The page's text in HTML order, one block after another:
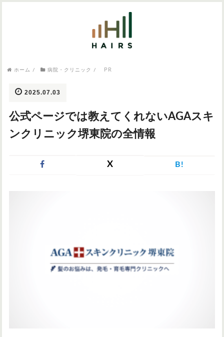
病院・クリニック
AGA
お問い合わせ
ホーム / 病院・クリニック / PR
2025.07.03
公式ページでは教えてくれないAGAスキ
ンクリニック堺東院の全情報
X B!
気になるワードから記事を探す
症状・悩みから記事を探す
円形脱毛症 女性の薄毛